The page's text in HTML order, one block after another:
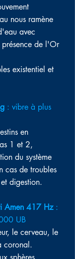
nous ramène
avec
de l'Or
existentiel et
: vibre à plus
en
1 et 2,
du système
cas de troubles
digestion.
Amen 417 Hz :
UB
le cerveau, le
coronal.